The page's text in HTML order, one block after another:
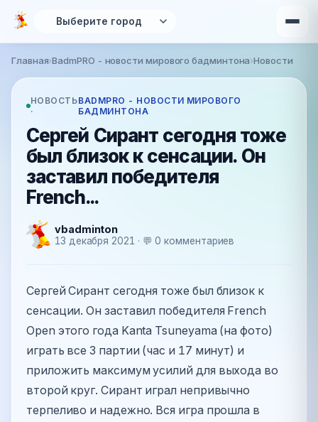
Перейти к основному содержанию
Вы здесь
Главная›BadmPRO - новости мирового бадминтона›Новости
НОВОСТЬ
·
BADMPRO - НОВОСТИ МИРОВОГО
БАДМИНТОНА
Сергей Сирант сегодня тоже
был близок к сенсации. Он
заставил победителя
French...
vbadminton
13 декабря 2021 · 💬 0 комментариев
Сергей Сирант сегодня тоже был близок к
сенсации. Он заставил победителя French
Open этого года Kanta Tsuneyama (на фото)
играть все 3 партии (час и 17 минут) и
приложить максимум усилий для выхода во
второй круг. Сирант играл непривычно
терпеливо и надежно. Вся игра прошла в